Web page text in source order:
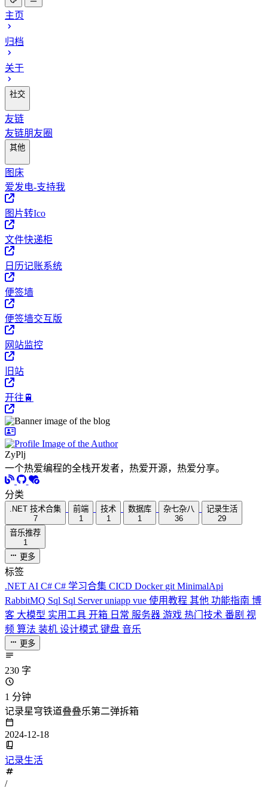
主页
归档
关于
社交
友链
友链朋友圈
其他
图床
爱发电-支持我
图片转Ico
文件快递柜
日历记账系统
便签墙
便签墙交互版
网站监控
旧站
开往🚆
ZyPlj
一个热爱编程的全栈开发者，热爱开源，热爱分享。
分类
.NET 技术合集
7
前端
1
技术
1
数据库
1
杂七杂八
36
记录生活
29
音乐推荐
1
更多
标签
.NET AI C# C# 学习合集 CICD Docker git MinimalApi
RabbitMQ Sql Sql Serveruniapp vue 使用教程 其他 功能指南 博
客 大模型 实用工具 开箱 日常 服务器 游戏 热门技术 番剧 视
频 算法 装机 设计模式 键盘 音乐
更多
230 字
1 分钟
记录星穹铁道叠叠乐第二弹拆箱
2024-12-18
记录生活
/